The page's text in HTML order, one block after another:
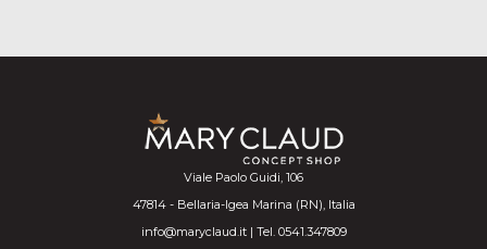
Viale Paolo Guidi, 106
47814 - Bellaria-Igea Marina (RN), Italia
info@maryclaud.it | Tel. 0541.347809